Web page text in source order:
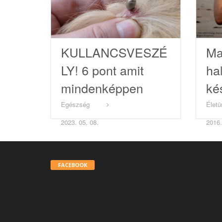
KULLANCSVESZÉ
LY! 6 pont amit
mindenképpen
nézz át a
kedvenceden!
Egészség
2023. 05. 08.
FACEBOOK